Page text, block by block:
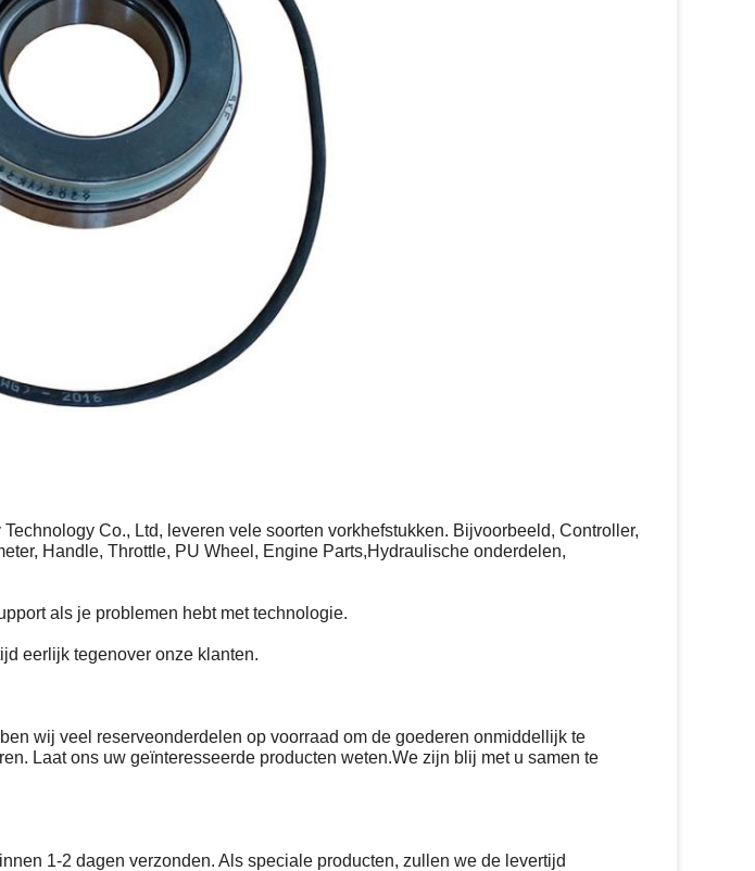
Co., Ltd, leveren vele soorten vorkhefstukken. Bijvoorbeeld, Controller,
Handle, Throttle, PU Wheel, Engine Parts,Hydraulische onderdelen,
als je problemen hebt met technologie.
eerlijk tegenover onze klanten.
wij veel reserveonderdelen op voorraad om de goederen onmiddellijk te
Laat ons uw geïnteresseerde producten weten.We zijn blij met u samen te
1-2 dagen verzonden. Als speciale producten, zullen we de levertijd